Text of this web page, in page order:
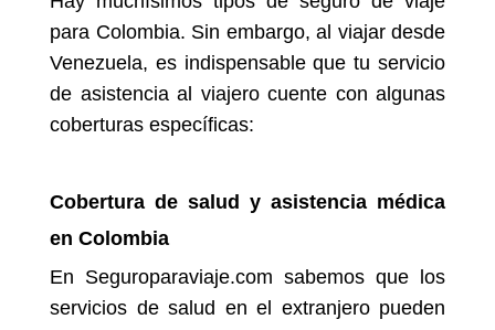
para Colombia. Sin embargo, al viajar desde
Venezuela, es indispensable que tu servicio
de asistencia al viajero cuente con algunas
coberturas específicas:
Cobertura de salud y asistencia médica
en Colombia
En Seguroparaviaje.com sabemos que los
servicios de salud en el extranjero pueden